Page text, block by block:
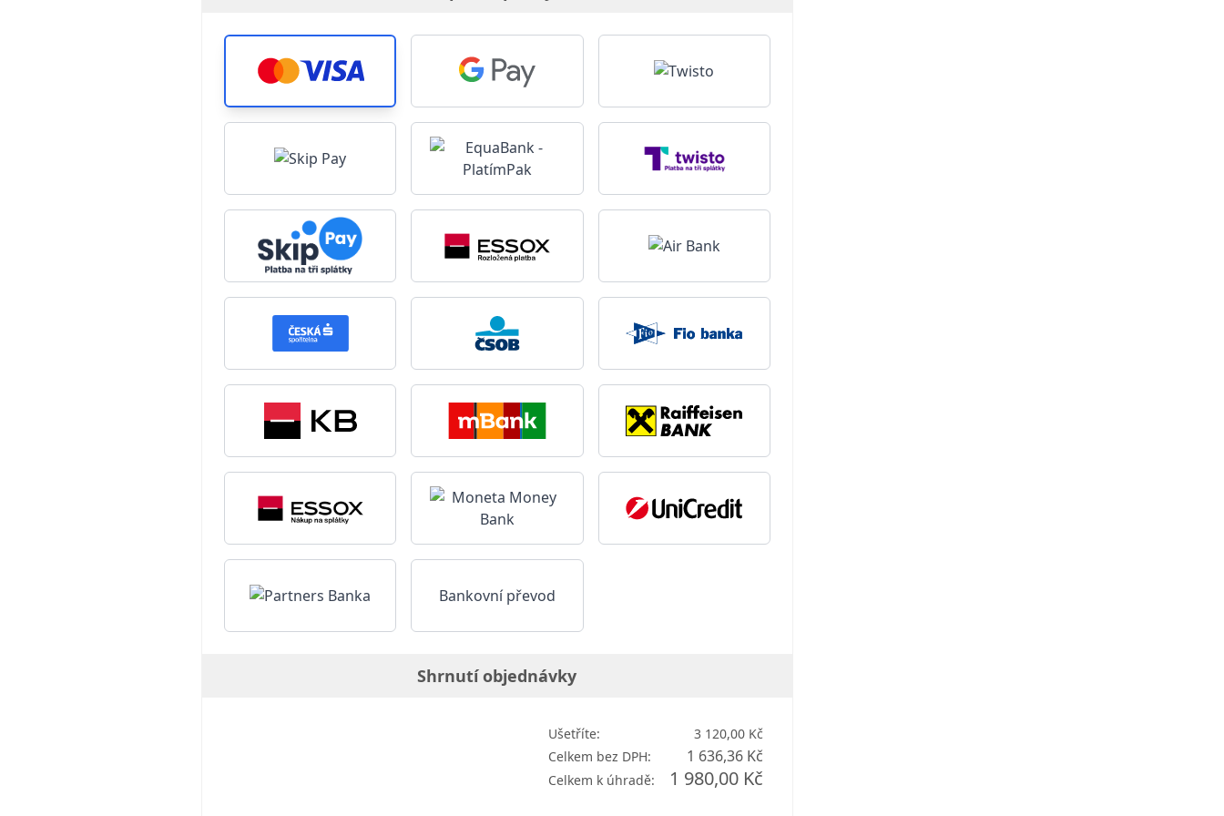
Bankovní převod
Shrnutí objednávky
Ušetříte:
3 120,00 Kč
Celkem bez DPH:
1 636,36 Kč
Celkem k úhradě: 1 980,00 Kč